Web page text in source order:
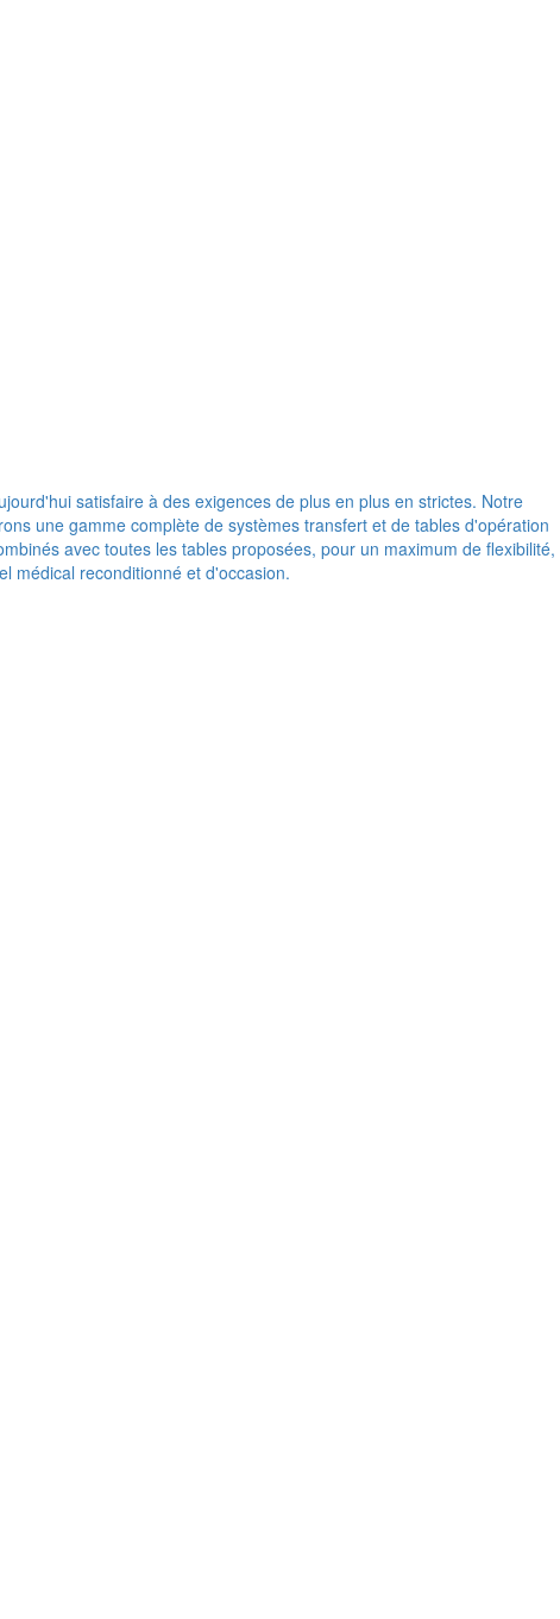
satisfaire à des exigences de plus en plus en strictes. Notre
une gamme complète de systèmes transfert et de tables d'opération
avec toutes les tables proposées, pour un maximum de flexibilité,
médical reconditionné et d'occasion.